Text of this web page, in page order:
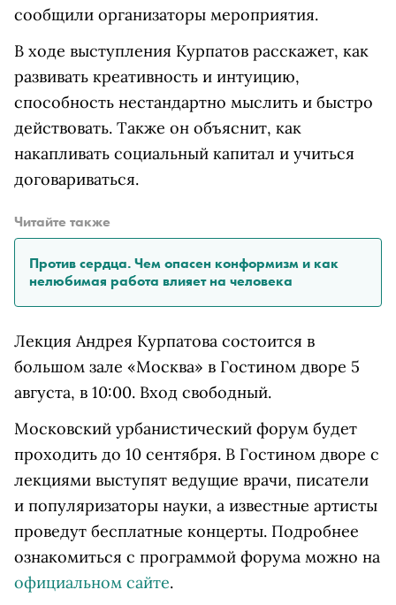
сообщили организаторы мероприятия.
В ходе выступления Курпатов расскажет, как
развивать креативность и интуицию,
способность нестандартно мыслить и быстро
действовать. Также он объяснит, как
накапливать социальный капитал и учиться
договариваться.
Читайте также
Против сердца. Чем опасен конформизм и как
нелюбимая работа влияет на человека
Лекция Андрея Курпатова состоится в
большом зале «Москва» в Гостином дворе 5
августа, в 10:00. Вход свободный.
Московский урбанистический форум будет
проходить до 10 сентября. В Гостином дворе с
лекциями выступят ведущие врачи, писатели
и популяризаторы науки, а известные артисты
проведут бесплатные концерты. Подробнее
ознакомиться с программой форума можно на
официальном сайте.